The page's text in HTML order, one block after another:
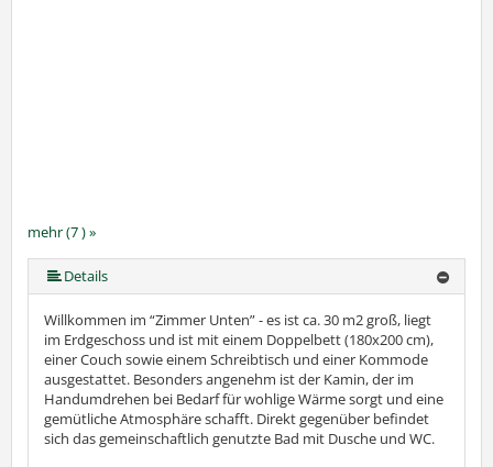
mehr (7 ) »
mehr (7 ) »
mehr (7 ) »
mehr (7 ) »
Details
Willkommen im “Zimmer Unten” - es ist ca. 30 m2 groß, liegt
im Erdgeschoss und ist mit einem Doppelbett (180x200 cm),
einer Couch sowie einem Schreibtisch und einer Kommode
ausgestattet. Besonders angenehm ist der Kamin, der im
Handumdrehen bei Bedarf für wohlige Wärme sorgt und eine
gemütliche Atmosphäre schafft. Direkt gegenüber befindet
sich das gemeinschaftlich genutzte Bad mit Dusche und WC.